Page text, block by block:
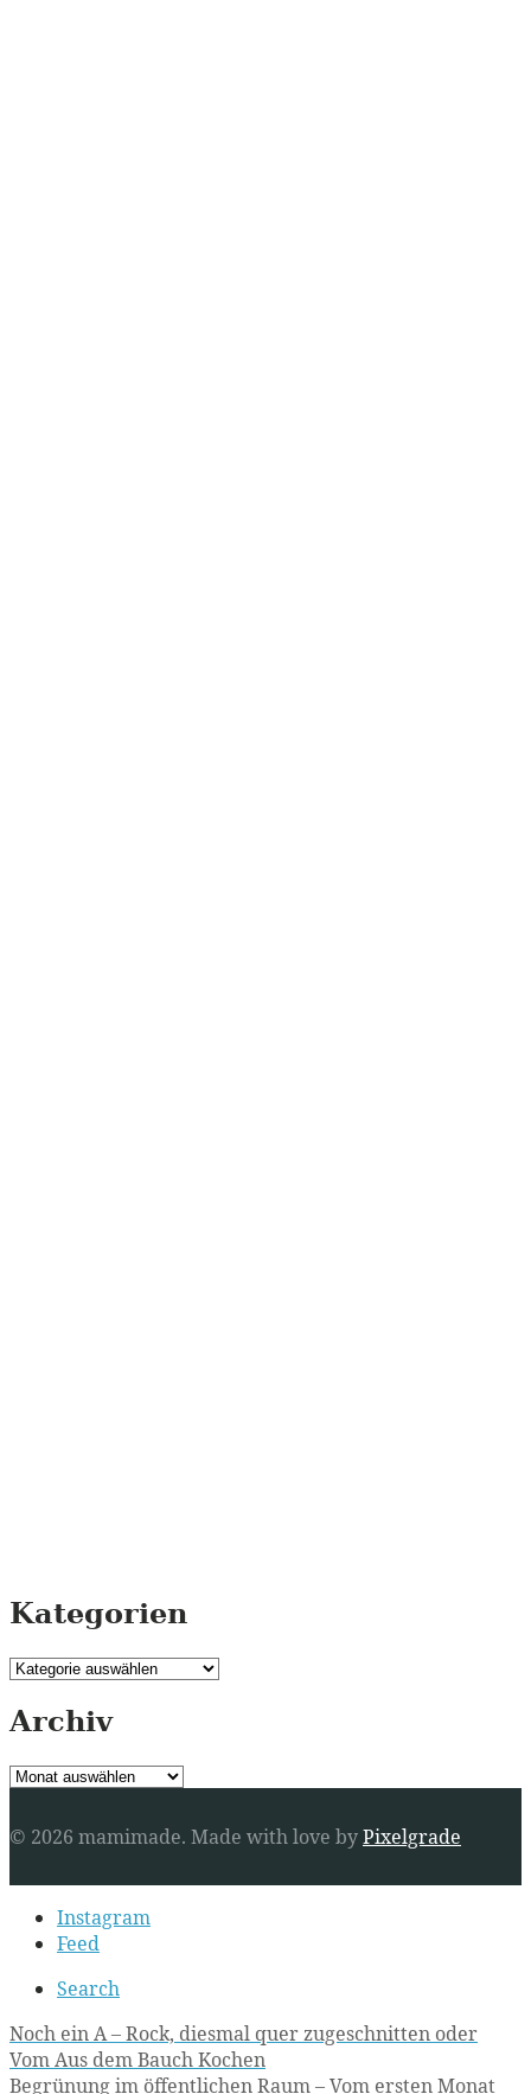
Kategorien
Kategorien
Archiv
Archiv
© 2026 mamimade. Made with love byPixelgrade
Secondary
navigationInstagram
Feed
Search
Post
navigation
Noch ein A – Rock, diesmal quer zugeschnitten oder
Vom Aus dem Bauch Kochen
Begrünung im öffentlichen Raum – Vom ersten Monat